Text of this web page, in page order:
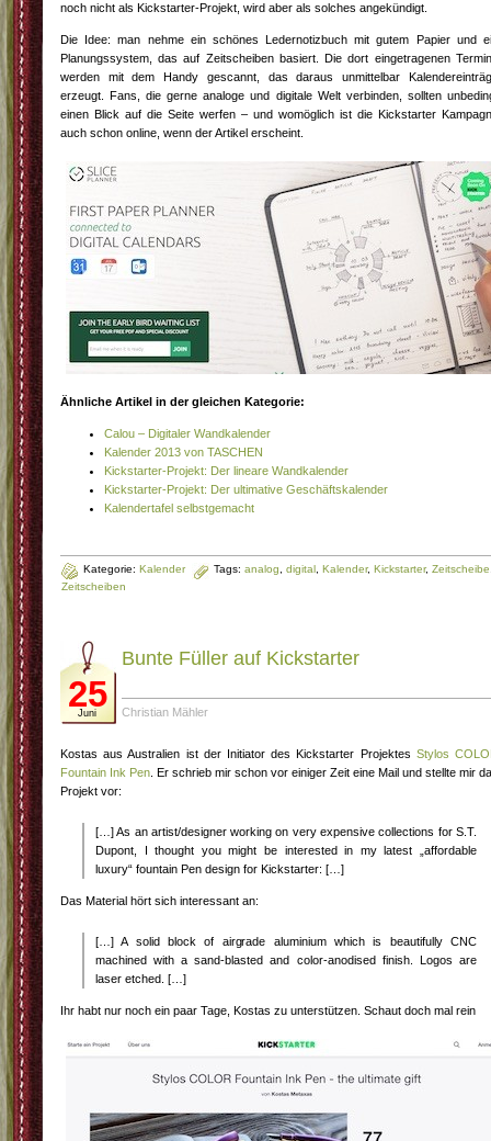
noch nicht als Kickstarter-Projekt, wird aber als solches angekündigt.
Die Idee: man nehme ein schönes Ledernotizbuch mit gutem Papier und
Planungssystem, das auf Zeitscheiben basiert. Die dort eingetragenen
werden mit dem Handy gescannt, das daraus unmittelbar
erzeugt. Fans, die gerne analoge und digitale Welt verbinden, sollten
einen Blick auf die Seite werfen – und womöglich ist die Kickstarter
auch schon online, wenn der Artikel erscheint.
Ähnliche Artikel in der gleichen Kategorie:
Calou – Digitaler Wandkalender
Kalender 2013 von TASCHEN
Kickstarter-Projekt: Der lineare Wandkalender
Kickstarter-Projekt: Der ultimative Geschäftskalender
Kalendertafel selbstgemacht
Kategorie: Kalender Tags: analog digital Kalender, Kickstarter, Zeitscheibe
Zeitscheiben
25
Juni
Bunte Füller auf Kickstarter
Christian Mähler
Kostas aus Australien ist der Initiator des Kickstarter Projektes Stylos
Fountain Ink Pen . Er schrieb mir schon vor einiger Zeit eine Mail und stellte mir
Projekt vor:
[…] As an artist/designer working on very expensive collections for S.T.
Dupont, I thought you might be interested in my latest „affordable
luxury“ fountain Pen design for Kickstarter: […]
Das Material hört sich interessant an:
[…] A solid block of airgrade aluminium which is beautifully CNC
machined with a sand-blasted and color-anodised finish. Logos are
laser etched. […]
Ihr habt nur noch ein paar Tage, Kostas zu unterstützen. Schaut doch mal rein